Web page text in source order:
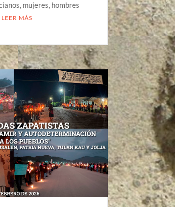
mujeres, hombres
LEER MÁS